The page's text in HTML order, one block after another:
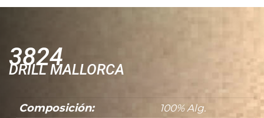
3824
DRILL MALLORCA
Composición: 100% Alg.